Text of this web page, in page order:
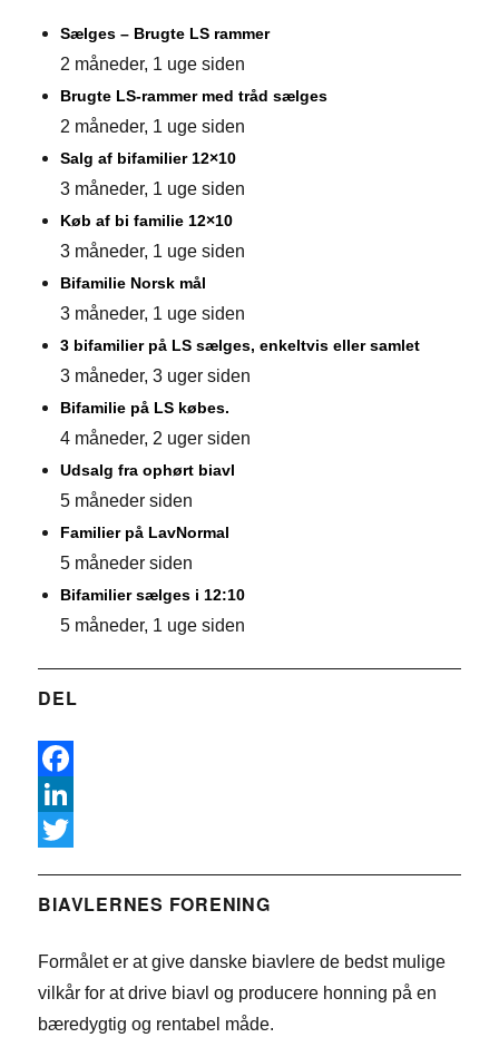
Sælges – Brugte LS rammer
2 måneder, 1 uge siden
Brugte LS-rammer med tråd sælges
2 måneder, 1 uge siden
Salg af bifamilier 12×10
3 måneder, 1 uge siden
Køb af bi familie 12×10
3 måneder, 1 uge siden
Bifamilie Norsk mål
3 måneder, 1 uge siden
3 bifamilier på LS sælges, enkeltvis eller samlet
3 måneder, 3 uger siden
Bifamilie på LS købes.
4 måneder, 2 uger siden
Udsalg fra ophørt biavl
5 måneder siden
Familier på LavNormal
5 måneder siden
Bifamilier sælges i 12:10
5 måneder, 1 uge siden
DEL
F
a
e
o
L
n
e
w
t
BIAVLERNES FORENING
Formålet er at give danske biavlere de bedst mulige
vilkår for at drive biavl og producere honning på en
bæredygtig og rentabel måde.